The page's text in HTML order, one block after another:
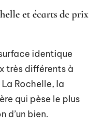
et écarts de prix
identique
très différents à
Rochelle, la
qui pèse le plus
d’un bien.